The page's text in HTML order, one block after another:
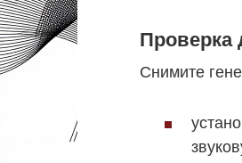
Проверка
Снимите